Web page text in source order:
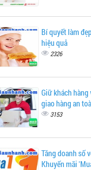
Bí quyết làm
hiệu quả
2326
Giữ khách
giao hàng an
3153
Tăng doanh số
Khuyến mãi